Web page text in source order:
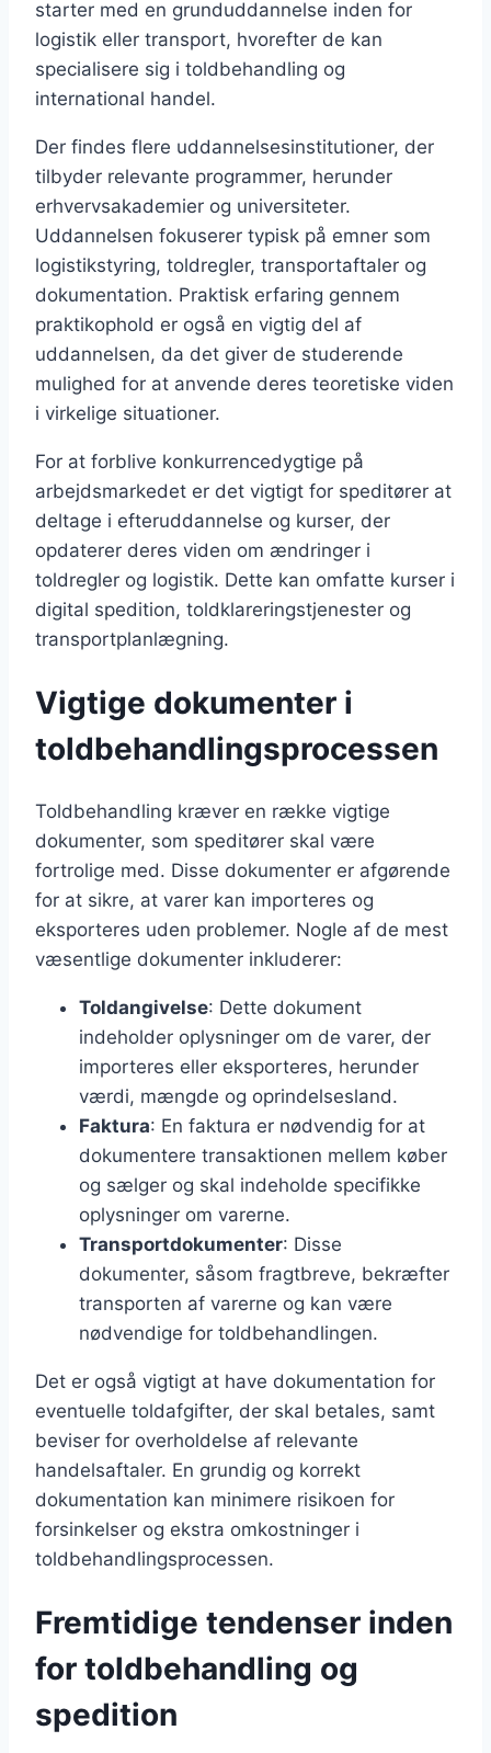
starter med en grunduddannelse inden for
logistik eller transport, hvorefter de kan
specialisere sig i toldbehandling og
international handel.
Der findes flere uddannelsesinstitutioner, der
tilbyder relevante programmer, herunder
erhvervsakademier og universiteter.
Uddannelsen fokuserer typisk på emner som
logistikstyring, toldregler, transportaftaler og
dokumentation. Praktisk erfaring gennem
praktikophold er også en vigtig del af
uddannelsen, da det giver de studerende
mulighed for at anvende deres teoretiske viden
i virkelige situationer.
For at forblive konkurrencedygtige på
arbejdsmarkedet er det vigtigt for speditører at
deltage i efteruddannelse og kurser, der
opdaterer deres viden om ændringer i
toldregler og logistik. Dette kan omfatte kurser i
digital spedition, toldklareringstjenester og
transportplanlægning.
Vigtige dokumenter i
toldbehandlingsprocessen
Toldbehandling kræver en række vigtige
dokumenter, som speditører skal være
fortrolige med. Disse dokumenter er afgørende
for at sikre, at varer kan importeres og
eksporteres uden problemer. Nogle af de mest
væsentlige dokumenter inkluderer:
Toldangivelse: Dette dokument
indeholder oplysninger om de varer, der
importeres eller eksporteres, herunder
værdi, mængde og oprindelsesland.
Faktura: En faktura er nødvendig for at
dokumentere transaktionen mellem køber
og sælger og skal indeholde specifikke
oplysninger om varerne.
Transportdokumenter: Disse
dokumenter, såsom fragtbreve, bekræfter
transporten af varerne og kan være
nødvendige for toldbehandlingen.
Det er også vigtigt at have dokumentation for
eventuelle toldafgifter, der skal betales, samt
beviser for overholdelse af relevante
handelsaftaler. En grundig og korrekt
dokumentation kan minimere risikoen for
forsinkelser og ekstra omkostninger i
toldbehandlingsprocessen.
Fremtidige tendenser inden
for toldbehandling og
spedition